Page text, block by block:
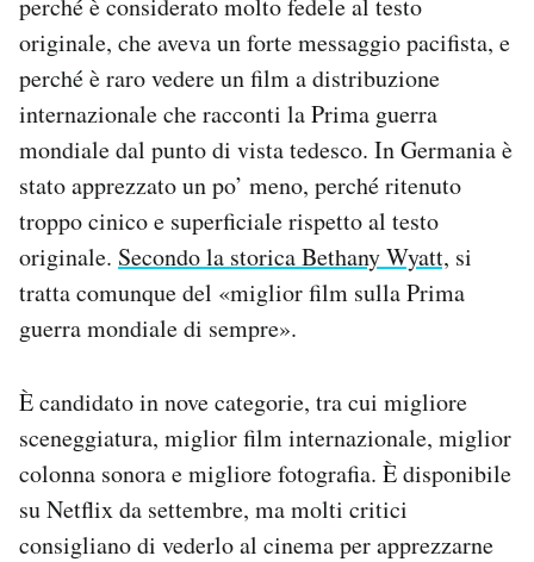
originale, che aveva un forte messaggio pacifista, e
perché è raro vedere un film a distribuzione
internazionale che racconti la Prima guerra
mondiale dal punto di vista tedesco. In Germania è
stato apprezzato un po’ meno, perché ritenuto
troppo cinico e superficiale rispetto al testo
originale. Secondo la storica Bethany Wyatt, si
tratta comunque del «miglior film sulla Prima
guerra mondiale di sempre».
È candidato in nove categorie, tra cui migliore
sceneggiatura, miglior film internazionale, miglior
colonna sonora e migliore fotografia. È disponibile
su Netflix da settembre, ma molti critici
consigliano di vederlo al cinema per apprezzarne